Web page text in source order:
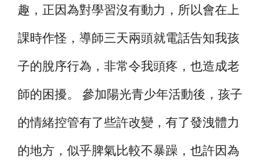
趣，正因為對學習沒有動力，所以會在上
課時作怪，導師三天兩頭就電話告知我孩
子的脫序行為，非常令我頭疼，也造成老
師的困擾。 參加陽光青少年活動後，孩子
的情緒控管有了些許改變，有了發洩體力
的地方，似乎脾氣比較不暴躁，也許因為